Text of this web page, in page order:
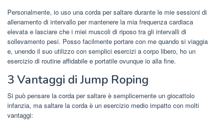
Personalmente, io uso una corda per saltare durante le mie sessioni di
allenamento di intervallo per mantenere la mia frequenza cardiaca
elevata e lasciare che i miei muscoli di riposo tra gli intervalli di
sollevamento pesi. Posso facilmente portare con me quando si viaggia
e, unendo il suo utilizzo con semplici esercizi a corpo libero, ho un
esercizio di routine affidabile e portatile ovunque io alla fine.
3 Vantaggi di Jump Roping
Si può pensare la corda per saltare è semplicemente un giocattolo
infanzia, ma saltare la corda è un esercizio medio impatto con molti
vantaggi: